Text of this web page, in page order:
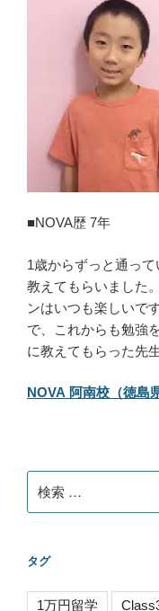
■NOVA歴 7年
1歳からずっと通っ
教えてもらいました
ンはいつも楽しいで
で、これからも勉強
に教えてもらった先
NOVA 阿南校（徳島
索:
タグ
1万円留学